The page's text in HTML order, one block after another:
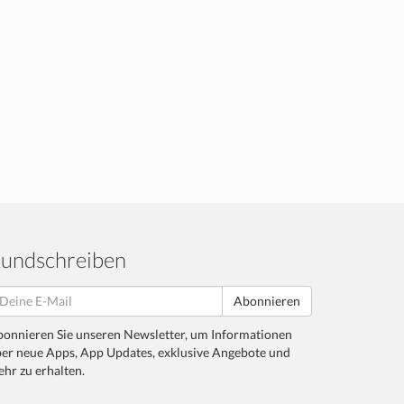
Abonnieren
Sie unseren Newsletter, um Informationen
neue Apps, App Updates, exklusive Angebote und
zu erhalten.